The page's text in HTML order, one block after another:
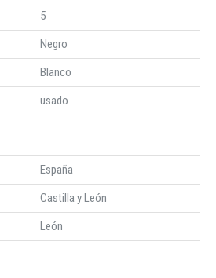
5
Negro
Blanco
usado
España
Castilla y León
León